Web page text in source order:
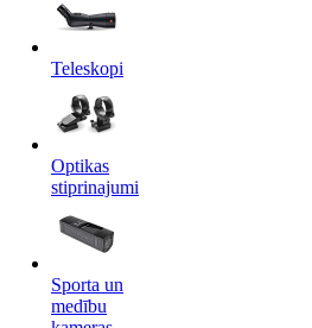
Teleskopi
Optikas
stiprinajumi
Sporta un
medību